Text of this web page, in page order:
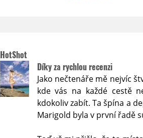
HotShot
Díky za rychlou recenzi
Jako nečtenáře mě nejvíc
kde vás na každé cestě
kdokoliv zabít. Ta špína a
Marigold byla v první řadě